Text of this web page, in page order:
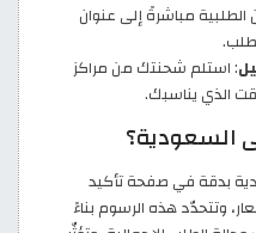
مباشرةً إلى عنوان
: استلم شحنتك من مراكز
الذي يناسبك.
السعودية؟
بدقة في صفحة تأكيد
وتتحدّد هذه الرسوم بناءً